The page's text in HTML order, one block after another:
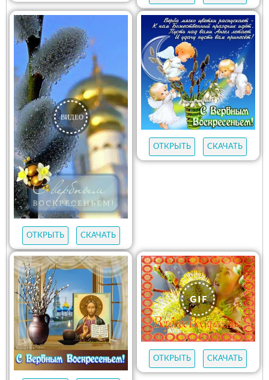
ОТКРЫТЬ СКАЧАТЬ
ОТКРЫТЬ СКАЧАТЬ
ОТКРЫТЬ СКАЧАТЬ